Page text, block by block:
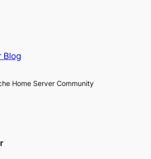
Blog
Home Server Community